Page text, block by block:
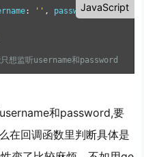
JavaScript
: '' , password: '',
想监听username和password
和password,要
在回调函数里判断具体是